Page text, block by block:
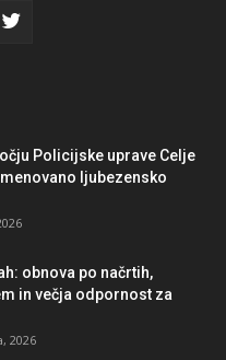
Policijske uprave Celje
ljubezensko
obnova po načrtih,
in večja odpornost za
2026